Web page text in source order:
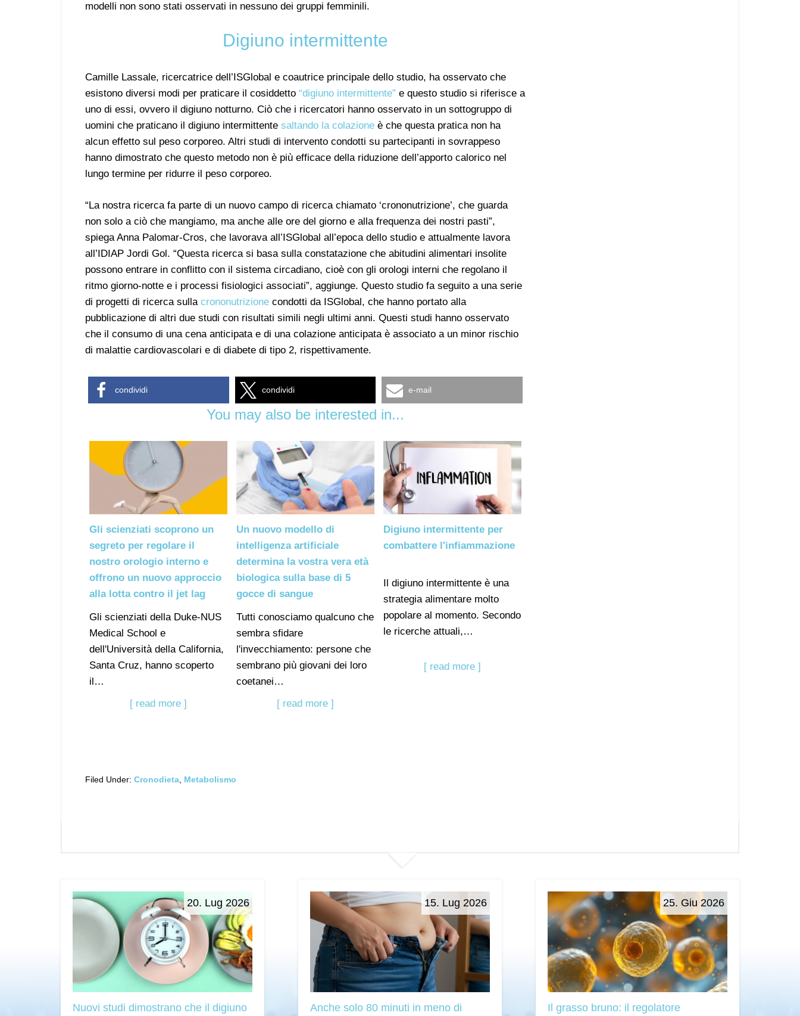
modelli non sono stati osservati in nessuno dei gruppi femminili.
Digiuno intermittente
Camille Lassale, ricercatrice dell’ISGlobal e coautrice principale dello studio, ha osservato che
esistono diversi modi per praticare il cosiddetto “digiuno intermittente” e questo studio si riferisce a
uno di essi, ovvero il digiuno notturno. Ciò che i ricercatori hanno osservato in un sottogruppo di
uomini che praticano il digiuno intermittente saltando la colazione è che questa pratica non ha
alcun effetto sul peso corporeo. Altri studi di intervento condotti su partecipanti in sovrappeso
hanno dimostrato che questo metodo non è più efficace della riduzione dell’apporto calorico nel
lungo termine per ridurre il peso corporeo.
“La nostra ricerca fa parte di un nuovo campo di ricerca chiamato ‘crononutrizione’, che guarda
non solo a ciò che mangiamo, ma anche alle ore del giorno e alla frequenza dei nostri pasti”,
spiega Anna Palomar-Cros, che lavorava all’ISGlobal all’epoca dello studio e attualmente lavora
all’IDIAP Jordi Gol. “Questa ricerca si basa sulla constatazione che abitudini alimentari insolite
possono entrare in conflitto con il sistema circadiano, cioè con gli orologi interni che regolano il
ritmo giorno-notte e i processi fisiologici associati”, aggiunge. Questo studio fa seguito a una serie
di progetti di ricerca sulla crononutrizione condotti da ISGlobal, che hanno portato alla
pubblicazione di altri due studi con risultati simili negli ultimi anni. Questi studi hanno osservato
che il consumo di una cena anticipata e di una colazione anticipata è associato a un minor rischio
di malattie cardiovascolari e di diabete di tipo 2, rispettivamente.
condividi condividi e-mail
You may also be interested in...
Gli scienziati scoprono un
segreto per regolare il
nostro orologio interno e
offrono un nuovo approccio
alla lotta contro il jet lag
Gli scienziati della Duke-NUS
Medical School e
dell'Università della California,
Santa Cruz, hanno scoperto
il…
[ read more ]
Un nuovo modello di
intelligenza artificiale
determina la vostra vera età
biologica sulla base di 5
gocce di sangue
Tutti conosciamo qualcuno che
sembra sfidare
l'invecchiamento: persone che
sembrano più giovani dei loro
coetanei…
[ read more ]
Digiuno intermittente per
combattere l'infiammazione
Il digiuno intermittente è una
strategia alimentare molto
popolare al momento. Secondo
le ricerche attuali,…
[ read more ]
Filed Under: Cronodieta Metabolismo
20. Lug 2026
Nuovi studi dimostrano che il digiuno
15. Lug 2026
Anche solo 80 minuti in meno di
25. Giu 2026
Il grasso bruno: il regolatore